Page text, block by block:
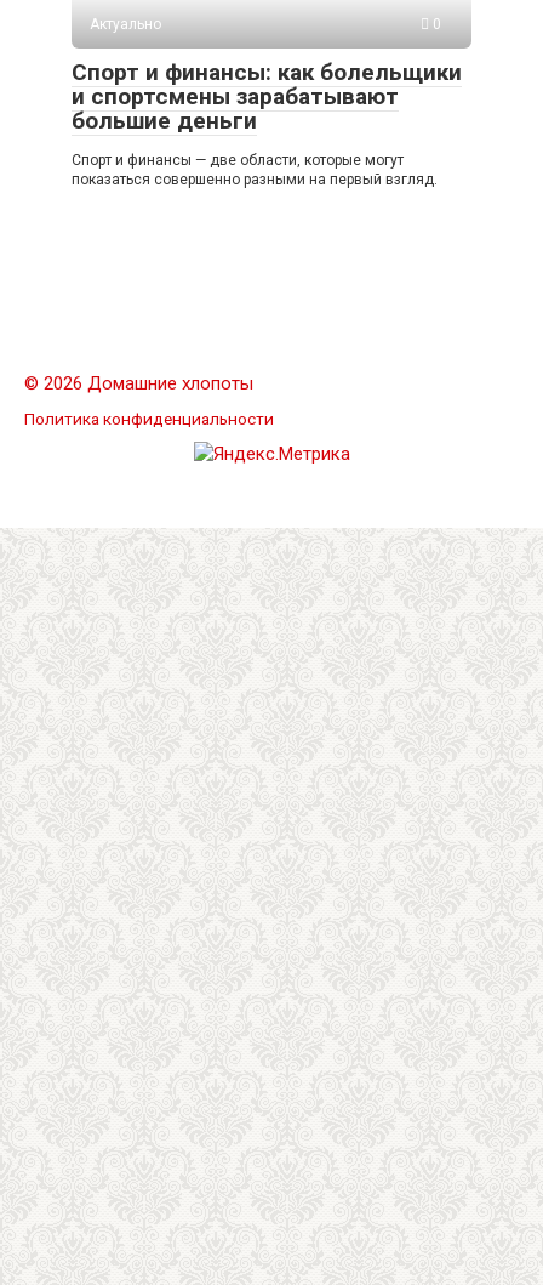
Актуально
0
Спорт и финансы: как болельщики
и спортсмены зарабатывают
большие деньги
Спорт и финансы — две области, которые могут
показаться совершенно разными на первый взгляд.
© 2026 Домашние хлопоты
Политика конфиденциальности